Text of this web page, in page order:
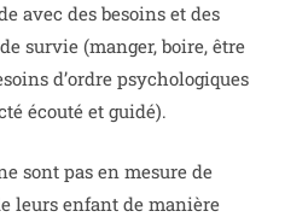
avec des besoins et des
survie (manger, boire, être
d’ordre psychologiques
écouté et guidé).
sont pas en mesure de
leurs enfant de manière